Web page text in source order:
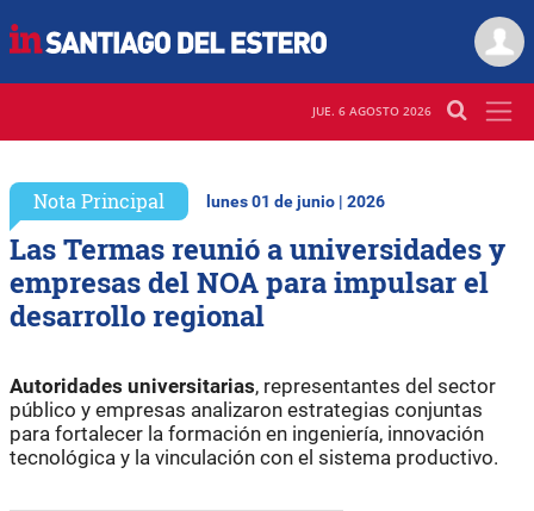
JUE. 6 AGOSTO 2026
Nota Principal lunes 01 de junio | 2026
Las Termas reunió a universidades y
empresas del NOA para impulsar el
desarrollo regional
Autoridades universitarias, representantes del sector
público y empresas analizaron estrategias conjuntas
para fortalecer la formación en ingeniería, innovación
tecnológica y la vinculación con el sistema productivo.